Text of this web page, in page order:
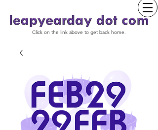
Click on the link above to get back home.